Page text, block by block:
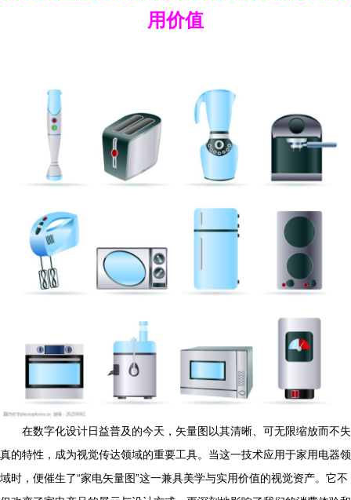
用价值
在数字化设计日益普及的今天，矢量图以其清晰、可无限缩放而不失
真的特性，成为视觉传达领域的重要工具。当这一技术应用于家用电器领
域时，便催生了“家电矢量图”这一兼具美学与实用价值的视觉资产。它不